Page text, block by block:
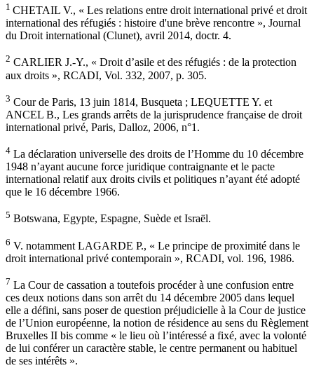
1 CHETAIL V., « Les relations entre droit international privé et droit
international des réfugiés : histoire d'une brève rencontre », Journal
du Droit international (Clunet), avril 2014, doctr. 4.
2 CARLIER J.-Y., « Droit d’asile et des réfugiés : de la protection
aux droits », RCADI, Vol. 332, 2007, p. 305.
3 Cour de Paris, 13 juin 1814, Busqueta ; LEQUETTE Y. et
ANCEL B., Les grands arrêts de la jurisprudence française de droit
international privé, Paris, Dalloz, 2006, n°1.
4 La déclaration universelle des droits de l’Homme du 10 décembre
1948 n’ayant aucune force juridique contraignante et le pacte
international relatif aux droits civils et politiques n’ayant été adopté
que le 16 décembre 1966.
5 Botswana, Egypte, Espagne, Suède et Israël.
6 V. notamment LAGARDE P., « Le principe de proximité dans le
droit international privé contemporain », RCADI, vol. 196, 1986.
7 La Cour de cassation a toutefois procéder à une confusion entre
ces deux notions dans son arrêt du 14 décembre 2005 dans lequel
elle a défini, sans poser de question préjudicielle à la Cour de justice
de l’Union européenne, la notion de résidence au sens du Règlement
Bruxelles II bis comme « le lieu où l’intéressé a fixé, avec la volonté
de lui conférer un caractère stable, le centre permanent ou habituel
de ses intérêts ».